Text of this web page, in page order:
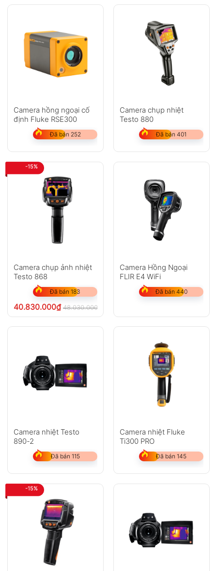
Camera hồng ngoại cố
định Fluke RSE300
Đã bán 252
Camera chụp nhiệt
Testo 880
Đã bán 401
-15%
Camera chụp ảnh nhiệt
Testo 868
Đã bán 183
40.830.000₫ 48.030.000
Camera Hồng Ngoại
FLIR E4 WiFi
Đã bán 440
Camera nhiệt Testo
890-2
Đã bán 115
Camera nhiệt Fluke
Ti300 PRO
Đã bán 145
-15%